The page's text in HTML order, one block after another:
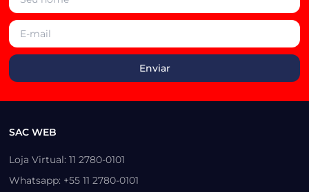
SAC WEB
Loja Virtual: 11 2780-0101
Whatsapp: +55 11 2780-0101